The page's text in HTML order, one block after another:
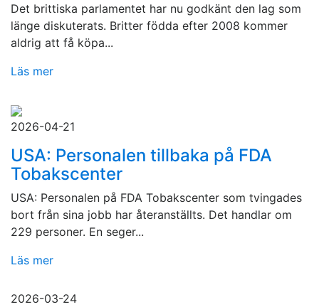
Det brittiska parlamentet har nu godkänt den lag som
länge diskuterats. Britter födda efter 2008 kommer
aldrig att få köpa...
Läs mer
2026-04-21
USA: Personalen tillbaka på FDA
Tobakscenter
USA: Personalen på FDA Tobakscenter som tvingades
bort från sina jobb har återanställts. Det handlar om
229 personer. En seger...
Läs mer
2026-03-24